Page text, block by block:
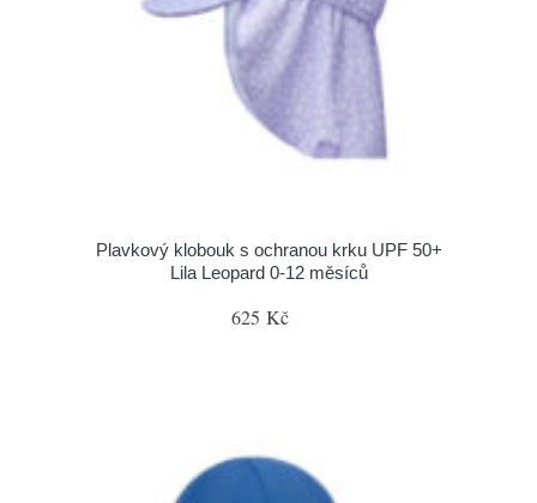
Plavkový klobouk s ochranou krku UPF 50+
Lila Leopard 0-12 měsíců
625 Kč